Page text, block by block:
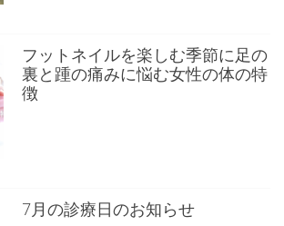
フットネイルを楽しむ季節に足の
裏と踵の痛みに悩む女性の体の特
徴
7月の診療日のお知らせ